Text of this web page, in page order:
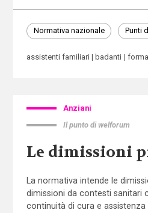
Normativa nazionale Punti
assistenti familiari badanti
Anziani
Il punto di welforum
Le dimissioni
La normativa intende le
dimissioni da contesti sanitari
continuità di cura e